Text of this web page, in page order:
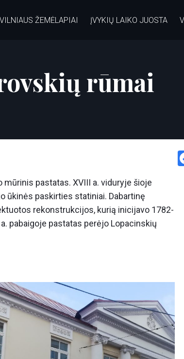
VILNIAUS ŽEMĖLAPIAI ĮVYKIŲ LAIKO JUOSTA
rūmai
pastatas. XVIII a. viduryje šioje
ūkinės paskirties statiniai. Dabartinę
rekonstrukcijos, kurią inicijavo 1782-
pabaigoje pastatas perėjo Lopacinskių